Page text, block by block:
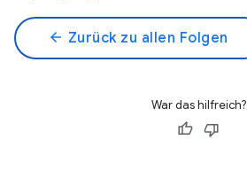
arrow_back Zurück zu allen Folgen
War das hilfreich?